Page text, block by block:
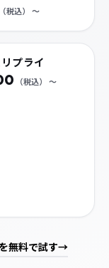
（税込） 〜
無料で試す→